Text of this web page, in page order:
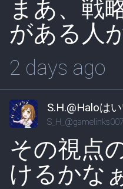
まあ、戦
がある人
2 days ago
S.H.@Haloは
その視点
けるかな